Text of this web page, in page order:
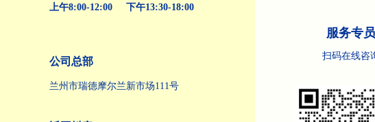
服务专员
扫码在线咨
上午8:00-12:00 下午13:30-18:00
公司总部
兰州市瑞德摩尔兰新市场111号